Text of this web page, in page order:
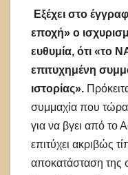
Εξέχει στο
εποχή» ο
ευθυμία, ότι «το
επιτυχημένη συ
ιστορίας».
συμμαχία που τώρα
για να βγει από το
επιτύχει ακριβώς
αποκατάσταση της